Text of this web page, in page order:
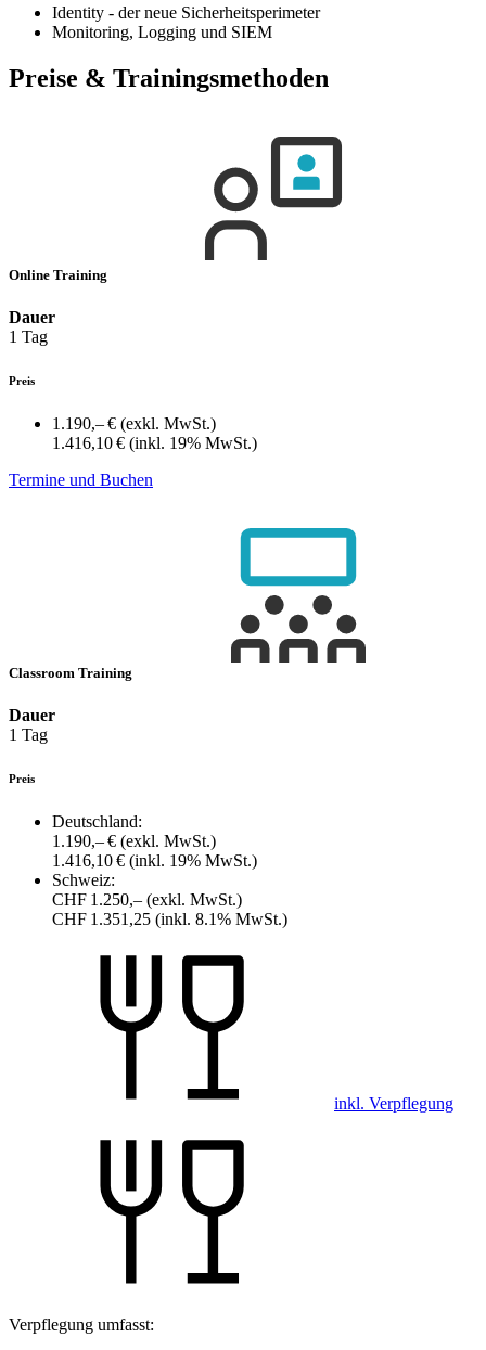
Identity - der neue Sicherheitsperimeter
Monitoring, Logging und SIEM
Preise & Trainingsmethoden
Online Training
Dauer
1 Tag
Preis
1.190,– € (exkl. MwSt.)
1.416,10 € (inkl. 19% MwSt.)
Termine und Buchen
Classroom Training
Dauer
1 Tag
Preis
Deutschland:
1.190,– € (exkl. MwSt.)
1.416,10 € (inkl. 19% MwSt.)
Schweiz:
CHF 1.250,– (exkl. MwSt.)
CHF 1.351,25 (inkl. 8.1% MwSt.)
inkl. Verpflegung
Verpflegung umfasst: